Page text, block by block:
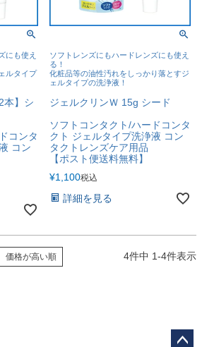
にも使え
ルタイプ
本】シ
コンタ
コン
ソフトレンズにもハードレンズにも使え
る！
化粧品等の油性汚れをしっかり落とすジ
ェルタイプの洗浄液！
ジェルクリンＷ 15g シード
ソフトコンタクト/ハードコンタ
クト ジェルタイプ洗浄液 コン
タクトレンズケア用品
【ポスト便送料無料】
¥1,100税込
詳細を見る
価格が高い順 4件中 1-4件表示